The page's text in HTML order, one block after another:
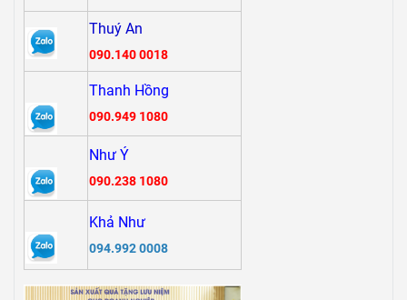
thẩm mỹ, dòng cúpThểthao đa năng phù hợp với nhiều môn thể
thao khác biệt. s.phẩm này đem lại sự cởi mở và tiện thể ích cho
việc tôn vinh những người thành công trong các sự kiện nhiều.
Cuối cùng là cúp pha lê thủy tinh có nói nhiều trên web rồi.
Thuý An
090.140 0018
Thanh Hồng
090.949 1080
Như Ý
090.238 1080
Khả Như
094.992 0008